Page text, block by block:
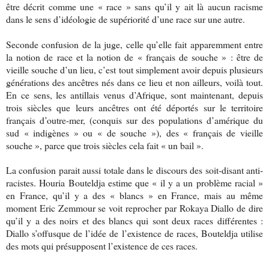
être décrit comme une « race » sans qu’il y ait là aucun racisme
dans le sens d’idéologie de supériorité d’une race sur une autre.
Seconde confusion de la juge, celle qu’elle fait apparemment entre
la notion de race et la notion de « français de souche » : être de
vieille souche d’un lieu, c’est tout simplement avoir depuis plusieurs
générations des ancêtres nés dans ce lieu et non ailleurs, voilà tout.
En ce sens, les antillais venus d’Afrique, sont maintenant, depuis
trois siècles que leurs ancêtres ont été déportés sur le territoire
français d’outre-mer, (conquis sur des populations d’amérique du
sud « indigènes » ou « de souche »), des « français de vieille
souche », parce que trois siècles cela fait « un bail ».
La confusion parait aussi totale dans le discours des soit-disant anti-
racistes. Houria Bouteldja estime que « il y a un problème racial »
en France, qu’il y a des « blancs » en France, mais au même
moment Eric Zemmour se voit reprocher par Rokaya Diallo de dire
qu’il y a des noirs et des blancs qui sont deux races différentes :
Diallo s’offusque de l’idée de l’existence de races, Bouteldja utilise
des mots qui présupposent l’existence de ces races.